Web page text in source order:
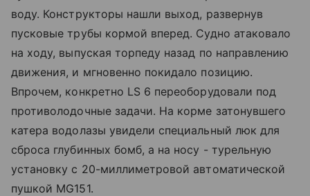
воду. Конструкторы нашли выход, развернув
пусковые трубы кормой вперед. Судно атаковало
на ходу, выпуская торпеду назад по направлению
движения, и мгновенно покидало позицию.
Впрочем, конкретно LS 6 переоборудовали под
противолодочные задачи. На корме затонувшего
катера водолазы увидели специальный люк для
сброса глубинных бомб, а на носу - турельную
установку с 20-миллиметровой автоматической
пушкой MG151.